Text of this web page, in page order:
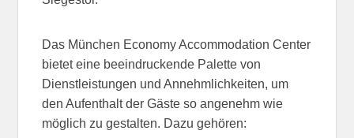
Das München Economy Accommodation Center
bietet eine beeindruckende Palette von
Dienstleistungen und Annehmlichkeiten, um
den Aufenthalt der Gäste so angenehm wie
möglich zu gestalten. Dazu gehören: